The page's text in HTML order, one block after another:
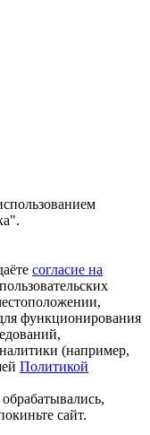
согласие на
функционирования
(например,
Политикой
сайт.